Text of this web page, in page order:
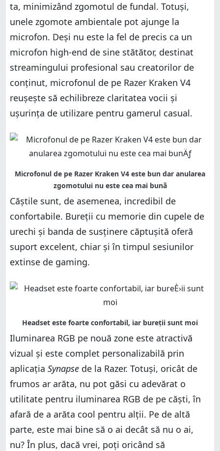
ta, minimizând zgomotul de fundal. Totuși,
unele zgomote ambientale pot ajunge la
microfon. Deși nu este la fel de precis ca un
microfon high-end de sine stătător, destinat
streamingului profesional sau creatorilor de
conținut, microfonul de pe Razer Kraken V4
reușește să echilibreze claritatea vocii și
ușurința de utilizare pentru gamerul casual.
Căștile sunt, de asemenea, incredibil de
confortabile. Bureții cu memorie din cupele de
urechi și banda de susținere căptușită oferă
suport excelent, chiar și în timpul sesiunilor
extinse de gaming.
Iluminarea RGB pe nouă zone este atractivă
vizual și este complet personalizabilă prin
aplicația Synapse de la Razer. Totuși, oricât de
frumos ar arăta, nu pot găsi cu adevărat o
utilitate pentru iluminarea RGB de pe căști, în
afară de a arăta cool pentru alții. Pe de altă
parte, este mai bine să o ai decât să nu o ai,
nu? În plus, dacă vrei, poți oricând să